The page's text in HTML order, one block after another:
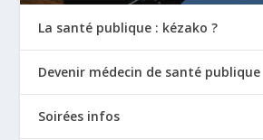
La santé publique : kézako ?
Devenir médecin de santé publique
Soirées infos